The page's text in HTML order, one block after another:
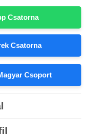
Csatorna
Csatorna
Csoport